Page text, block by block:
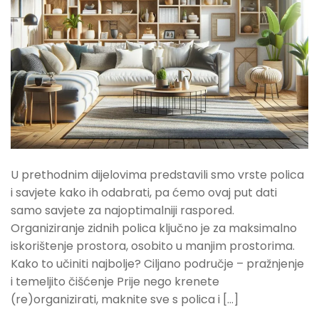
U prethodnim dijelovima predstavili smo vrste polica
i savjete kako ih odabrati, pa ćemo ovaj put dati
samo savjete za najoptimalniji raspored.
Organiziranje zidnih polica ključno je za maksimalno
iskorištenje prostora, osobito u manjim prostorima.
Kako to učiniti najbolje? Ciljano područje – pražnjenje
i temeljito čišćenje Prije nego krenete
(re)organizirati, maknite sve s polica i […]